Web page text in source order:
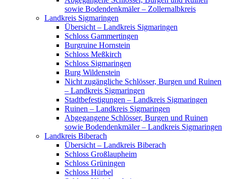
sowie Bodendenkmäler – Zollernalbkreis
Landkreis Sigmaringen
Übersicht – Landkreis Sigmaringen
Schloss Gammertingen
Burgruine Hornstein
Schloss Meßkirch
Schloss Sigmaringen
Burg Wildenstein
Nicht zugängliche Schlösser, Burgen und Ruinen
– Landkreis Sigmaringen
Stadtbefestigungen – Landkreis Sigmaringen
Ruinen – Landkreis Sigmaringen
Abgegangene Schlösser, Burgen und Ruinen
sowie Bodendenkmäler – Landkreis Sigmaringen
Landkreis Biberach
Übersicht – Landkreis Biberach
Schloss Großlaupheim
Schloss Grüningen
Schloss Hürbel